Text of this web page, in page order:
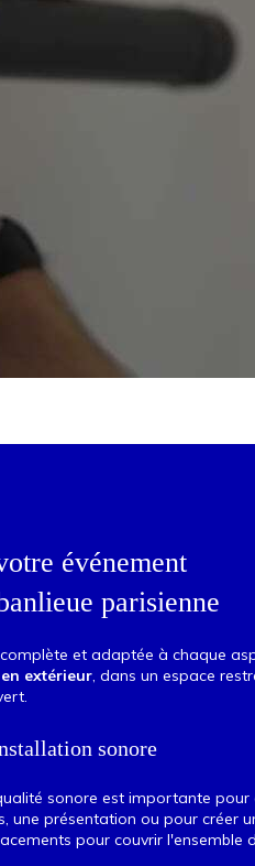
événement
parisienne
et adaptée à chaque
extérieur, dans un espace
sonore
sonore est importante pour
une présentation ou pour créer
pour couvrir l'ensemble